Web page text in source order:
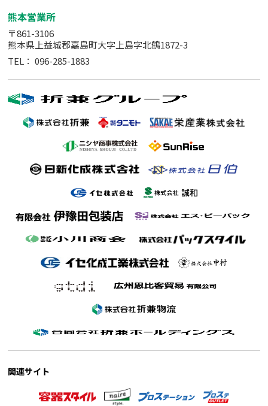
熊本営業所
〒861-3106
熊本県上益城郡嘉島町大字上島字北鶴1872-3
TEL：096-285-1883
関連サイト